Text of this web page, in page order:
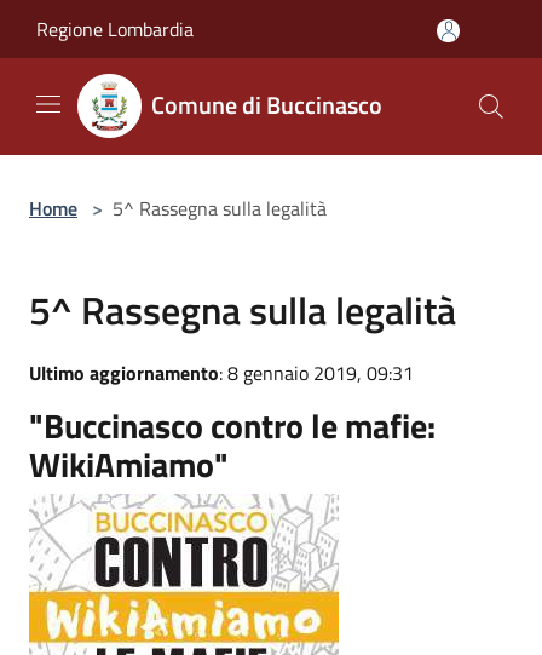
Regione Lombardia
Comune di Buccinasco
Home > 5^ Rassegna sulla legalità
5^ Rassegna sulla legalità
Ultimo aggiornamento: 8 gennaio 2019, 09:31
"Buccinasco contro le mafie:
WikiAmiamo"